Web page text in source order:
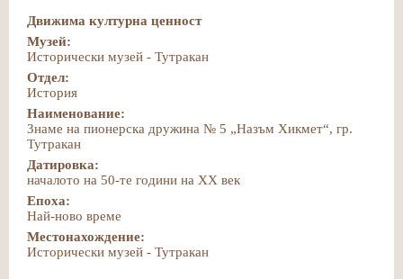
Движима културна ценност
Музей:
Исторически музей - Тутракан
Отдел:
История
Наименование:
Знаме на пионерска дружина № 5 „Назъм Хикмет“, гр.
Тутракан
Датировка:
началото на 50-те години на ХХ век
Епоха:
Най-ново време
Местонахождение:
Исторически музей - Тутракан